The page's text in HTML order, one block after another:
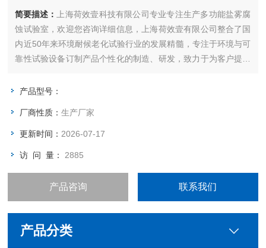
简要描述：
上海荷效壹科技有限公司专业专注生产多功能盐雾腐
蚀试验室，欢迎您咨询详细信息，上海荷效壹有限公司整合了国
内近50年来环境耐候老化试验行业的发展精髓，专注于环境与可
靠性试验设备订制产品个性化的制造、研发，致力于为客户提供
备产品及行业性的解决方案。
产品型号：
厂商性质：生产厂家
更新时间： 2026-07-17
访 问 量： 2885
产品咨询 联系我们
产品分类